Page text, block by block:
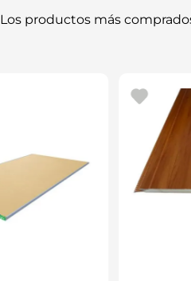
Los productos más